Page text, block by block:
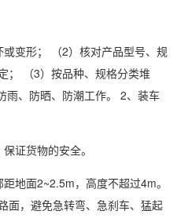
或变形； （2）核对产品型号、规
； （3）按品种、规格分类堆
雨、防晒、防潮工作。 2、装车
证货物的安全。
地面2~2.5m，高度不超过4m。
面，避免急转弯、急刹车、猛起